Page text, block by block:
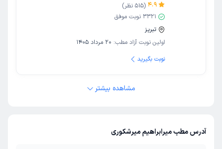
4.9
(
515 نظر)
3321 نوبت موفق
تبریز
اولین نوبت آزاد مطب: 20 مرداد 1405
نوبت بگیرید
مشاهده بیشتر
آدرس مطب میرابراهیم میرشکوری